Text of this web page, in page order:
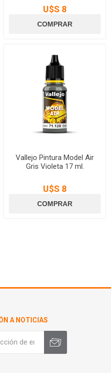
U$S 8
Vallejo Pintura Model Air
Gris Violeta 17 ml.
U$S 8
A NOTICIAS